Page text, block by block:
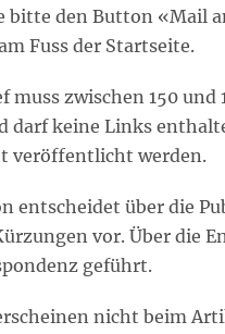
bitte den Button «Mail
Fuss der Startseite.
muss zwischen 150 und
darf keine Links
veröffentlicht werden.
entscheidet über die
vor. Über die
geführt.
nicht beim